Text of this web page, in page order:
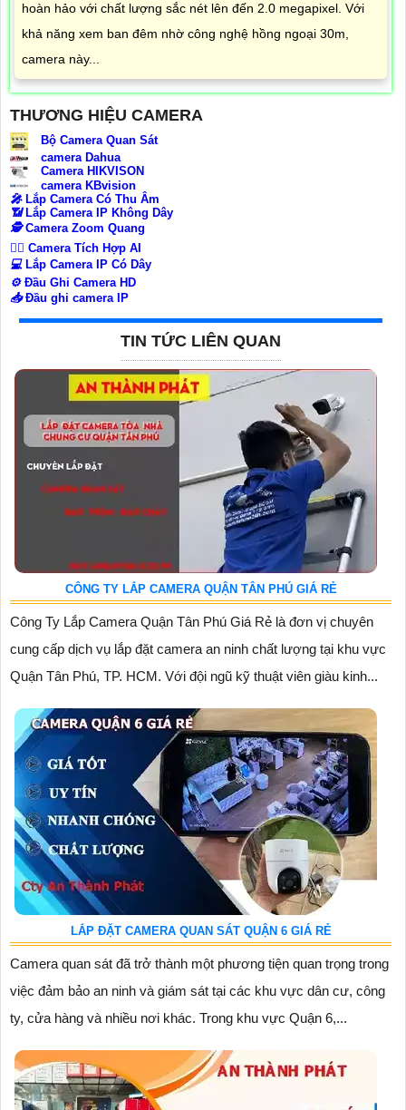
hoàn hảo với chất lượng sắc nét lên đến 2.0 megapixel. Với
khả năng xem ban đêm nhờ công nghệ hồng ngoại 30m,
camera này...
THƯƠNG HIỆU CAMERA
Bộ Camera Quan Sát
camera Dahua
Camera HIKVISON
camera KBvision
️🎤️ Lắp Camera Có Thu Âm
📶Lắp Camera IP Không Dây
🕵️Camera Zoom Quang
🧛‍♀️ Camera Tích Hợp AI
💻Lắp Camera IP Có Dây
⚙️Đầu Ghi Camera HD
📥Đầu ghi camera IP
TIN TỨC LIÊN QUAN
CÔNG TY LẮP CAMERA QUẬN TÂN PHÚ GIÁ RẺ
Công Ty Lắp Camera Quận Tân Phú Giá Rẻ là đơn vị chuyên
cung cấp dịch vụ lắp đặt camera an ninh chất lượng tại khu vực
Quận Tân Phú, TP. HCM. Với đội ngũ kỹ thuật viên giàu kinh...
LẮP ĐẶT CAMERA QUAN SÁT QUẬN 6 GIÁ RẺ
Camera quan sát đã trở thành một phương tiện quan trọng trong
việc đảm bảo an ninh và giám sát tại các khu vực dân cư, công
ty, cửa hàng và nhiều nơi khác. Trong khu vực Quận 6,...